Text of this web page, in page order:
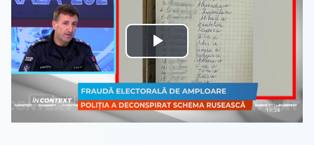
Play
Video